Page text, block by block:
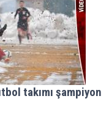
takımı şampiyon